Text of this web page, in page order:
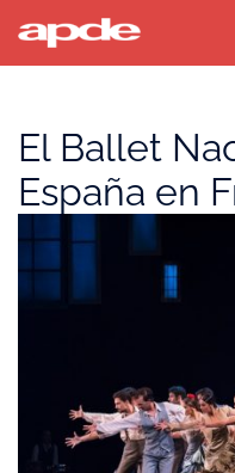
contenido
El Ballet
España en